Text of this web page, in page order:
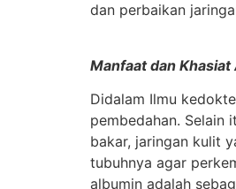
dan perbaikan
Manfaat dan
Didalam Ilmu
pembedahan. Selain
bakar, jaringan kulit
tubuhnya agar
albumin adalah